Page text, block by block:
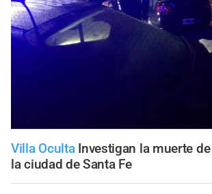
Villa Oculta Investigan la muerte
la ciudad de Santa Fe